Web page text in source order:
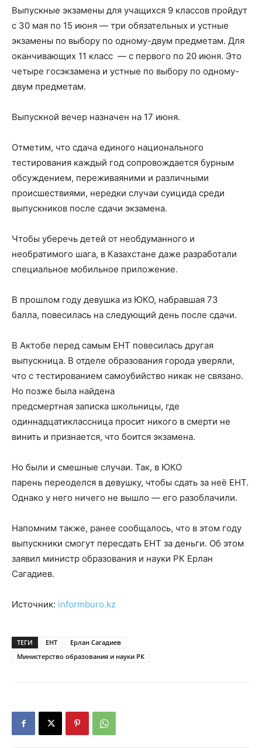
Выпускные экзамены для учащихся 9 классов пройдут
с 30 мая по 15 июня — три обязательных и устные
экзамены по выбору по одному-двум предметам. Для
оканчивающих 11 класс — с первого по 20 июня. Это
четыре госэкзамена и устные по выбору по одному-
двум предметам.
Выпускной вечер назначен на 17 июня.
Отметим, что сдача единого национального
тестирования каждый год сопровождается бурным
обсуждением, переживаяними и различными
происшествиями, нередки случаи суицида среди
выпускников после сдачи экзамена.
Чтобы уберечь детей от необдуманного и
необратимого шага, в Казахстане даже разработали
специальное мобильное приложение.
В прошлом году девушка из ЮКО, набравшая 73
балла, повесилась на следующий день после сдачи.
В Актобе перед самым ЕНТ повесилась другая
выпускница. В отделе образования города уверяли,
что с тестированием самоубийство никак не связано.
Но позже была найдена
предсмертная записка школьницы, где
одиннадцатиклассница просит никого в смерти не
винить и признается, что боится экзамена.
Но были и смешные случаи. Так, в ЮКО
парень переоделся в девушку, чтобы сдать за неё ЕНТ.
Однако у него ничего не вышло — его разоблачили.
Напомним также, ранее сообщалось, что в этом году
выпускники смогут пересдать ЕНТ за деньги. Об этом
заявил министр образования и науки РК Ерлан
Сагадиев.
Источник: informburo.kz
ТЕГИ ЕНТ
Ерлан Сагадиев
Министерство образования и науки РК